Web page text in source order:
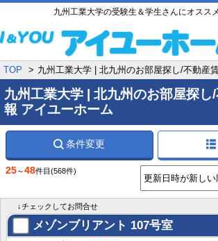
九州工業大学の受験生＆学生さんにオスス
TOP 九州工業大学 | 北九州のお部屋探し/不動産賃
九州工業大学 | 北九州のお部屋探し
報 アイユーホーム
条件変更
25～48件目 (568件)
↓チェックしてお問合せ
メゾンブリアント 107号室